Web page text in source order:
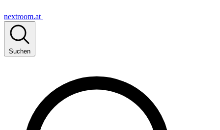
nextroom.at
Suchen